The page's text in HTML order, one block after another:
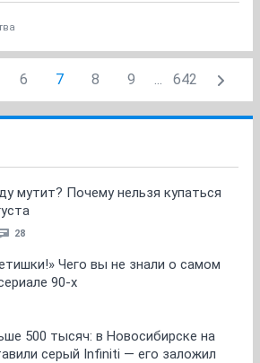
6 7 8 9 ... 642
мутит? Почему нельзя купаться
28
Чего вы не знали о самом
90-х
500 тысяч: в Новосибирске на
серый Infiniti — его заложил